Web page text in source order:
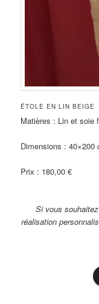
ÉTOLE EN LIN BEIGE
Matières : Lin et soie
Dimensions : 40×200
Prix : 180,00 €
Si vous
réalisation